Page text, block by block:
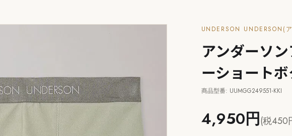
UNDERSON UNDERSON(
アンダーソ
ーショート
商品型番: UUMGG249551-KKI
4,950円(税450